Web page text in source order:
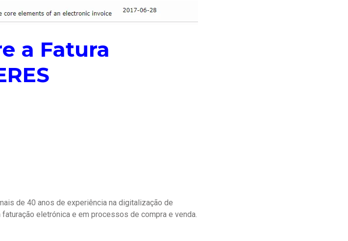
a Fatura
de 40 anos de experiência na digitalização de
eletrónica e em processos de compra e venda.